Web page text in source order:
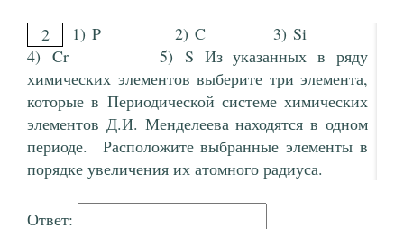
2
1) P 2) C 3) Si
4) Cr 5) S Из указанных в ряду
химических элементов выберите три элемента,
которые в Периодической системе химических
элементов Д.И. Менделеева находятся в одном
периоде. Расположите выбранные элементы в
порядке увеличения их атомного радиуса.
Ответ: